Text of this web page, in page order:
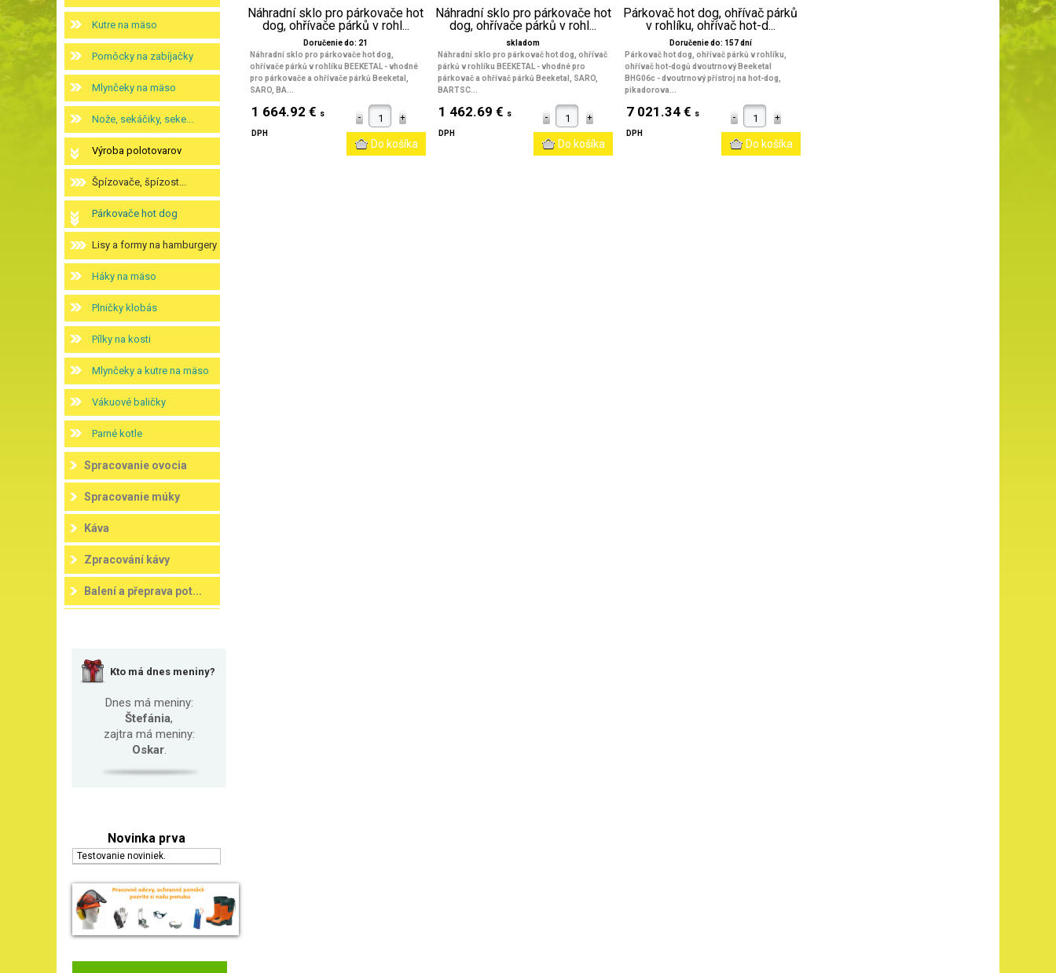
Kutre na mäso
Pomôcky na zabíjačky
Mlynčeky na mäso
Nože, sekáčiky, seke...
Výroba polotovarov
Špízovače, špízost...
Párkovače hot dog
Lisy a formy na hamburgery
Háky na mäso
Plničky klobás
Pílky na kosti
Mlynčeky a kutre na mäso
Vákuové baličky
Parné kotle
Spracovanie ovocia
Spracovanie múky
Káva
Zpracování kávy
Balení a přeprava pot...
Kto má dnes meniny?
Dnes má meniny:
Štefánia,
zajtra má meniny:
Oskar.
Novinka prva
Testovanie noviniek.
Náhradní sklo pro párkovače hot
dog, ohřívače párků v rohl...
Doručenie do: 21
Náhradní sklo pro párkovače hot dog,
ohřívače párků v rohlíku BEEKETAL - vhodné
pro párkovače a ohřívače párků Beeketal,
SARO, BA...
1 664.92 € s
DPH
Náhradní sklo pro párkovače hot
dog, ohřívače párků v rohl...
skladom
Náhradní sklo pro párkovač hot dog, ohřívač
párků v rohlíku BEEKETAL - vhodné pro
párkovač a ohřívač párků Beeketal, SARO,
BARTSC...
1 462.69 € s
DPH
Párkovač hot dog, ohřívač párků
v rohlíku, ohřívač hot-d...
Doručenie do: 157 dní
Párkovač hot dog, ohřívač párků v rohlíku,
ohřívač hot-dogů dvoutrnový Beeketal
BHG06c - dvoutrnový přístroj na hot-dog,
pikadorova...
7 021.34 € s
DPH